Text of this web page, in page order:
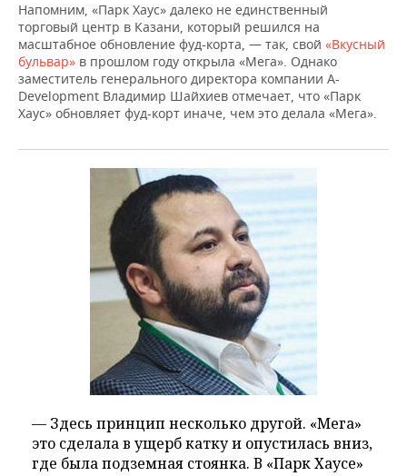
Напомним, «Парк Хаус» далеко не единственный
торговый центр в Казани, который решился на
масштабное обновление фуд-корта, — так, свой «Вкусный
бульвар» в прошлом году открыла «Мега». Однако
заместитель генерального директора компании A-
Development Владимир Шайхиев отмечает, что «Парк
Хаус» обновляет фуд-корт иначе, чем это делала «Мега».
— Здесь принцип несколько другой. «Мега»
это сделала в ущерб катку и опустилась вниз,
где была подземная стоянка. В «Парк Хаусе»